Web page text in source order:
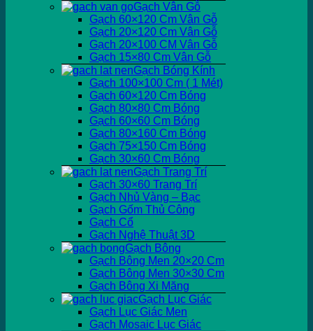
Gạch Vân Gỗ
Gạch 60×120 Cm Vân Gỗ
Gạch 20×120 Cm Vân Gỗ
Gạch 20×100 CM Vân Gỗ
Gạch 15×80 Cm Vân Gỗ
Gạch Bóng Kính
Gạch 100×100 Cm ( 1 Mét)
Gạch 60×120 Cm Bóng
Gạch 80×80 Cm Bóng
Gạch 60×60 Cm Bóng
Gạch 80×160 Cm Bóng
Gạch 75×150 Cm Bóng
Gạch 30×60 Cm Bóng
Gạch Trang Trí
Gạch 30×60 Trang Trí
Gạch Nhủ Vàng – Bạc
Gạch Gốm Thủ Công
Gạch Cổ
Gạch Nghệ Thuật 3D
Gạch Bông
Gạch Bông Men 20×20 Cm
Gạch Bông Men 30×30 Cm
Gạch Bông Xi Măng
Gạch Lục Giác
Gạch Lục Giác Men
Gạch Mosaic Lục Giác